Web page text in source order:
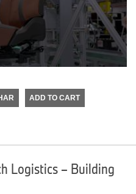
ADD TO CART
Logistics – Building